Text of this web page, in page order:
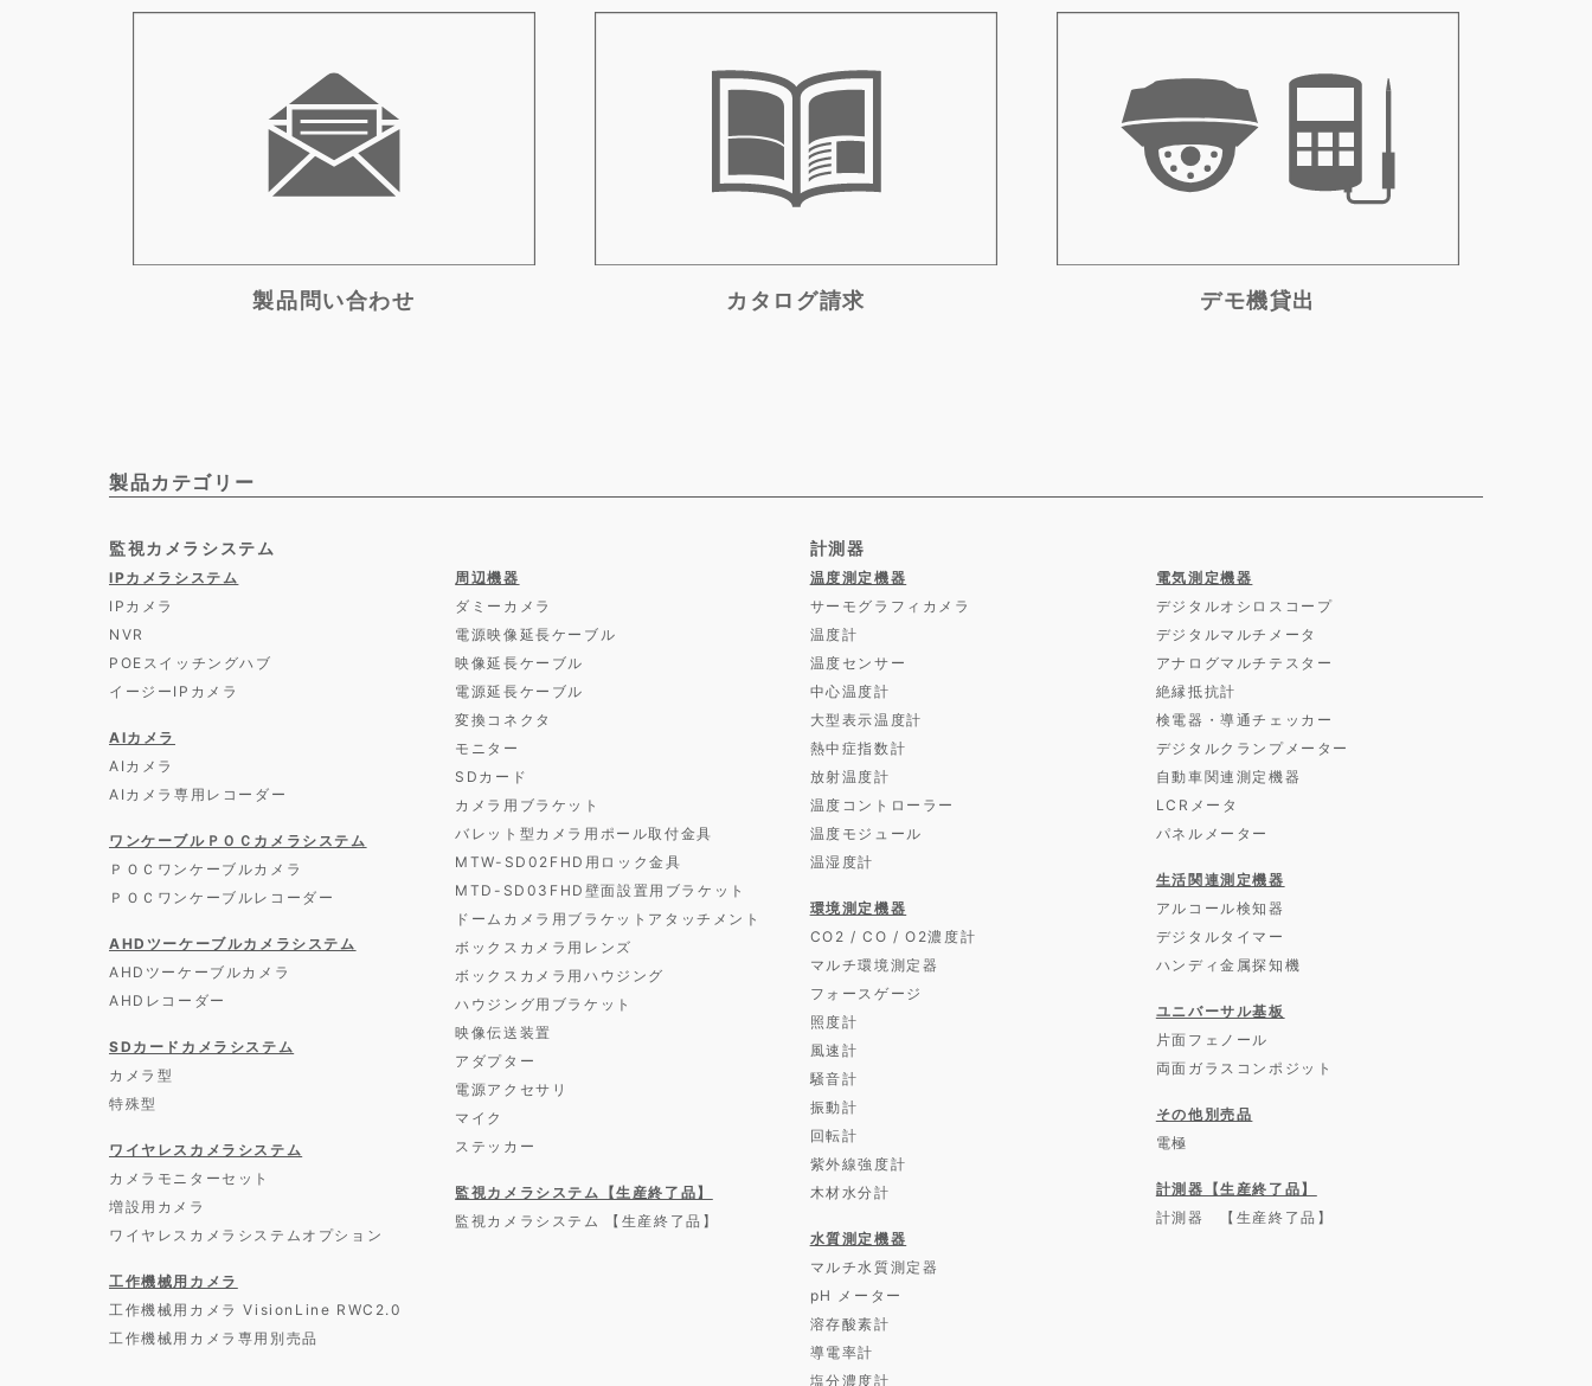
製品問い合わせ カタログ請求 デモ機貸出
製品カテゴリー
監視カメラシステム
IPカメラシステム
IPカメラ
NVR
POEスイッチングハブ
イージーIPカメラ
AIカメラ
AIカメラ
AIカメラ専用レコーダー
ワンケーブルＰＯＣカメラシステム
ＰＯＣワンケーブルカメラ
ＰＯＣワンケーブルレコーダー
AHDツーケーブルカメラシステム
AHDツーケーブルカメラ
AHDレコーダー
SDカードカメラシステム
カメラ型
特殊型
ワイヤレスカメラシステム
カメラモニターセット
増設用カメラ
ワイヤレスカメラシステムオプション
工作機械用カメラ
工作機械用カメラ VisionLine RWC2.0
工作機械用カメラ専用別売品
周辺機器
ダミーカメラ
電源映像延長ケーブル
映像延長ケーブル
電源延長ケーブル
変換コネクタ
モニター
SDカード
カメラ用ブラケット
バレット型カメラ用ポール取付金具
MTW-SD02FHD用ロック金具
MTD-SD03FHD壁面設置用ブラケット
ドームカメラ用ブラケットアタッチメント
ボックスカメラ用レンズ
ボックスカメラ用ハウジング
ハウジング用ブラケット
映像伝送装置
アダプター
電源アクセサリ
マイク
ステッカー
監視カメラシステム【生産終了品】
監視カメラシステム 【生産終了品】
計測器
温度測定機器
サーモグラフィカメラ
温度計
温度センサー
中心温度計
大型表示温度計
熱中症指数計
放射温度計
温度コントローラー
温度モジュール
温湿度計
環境測定機器
CO2 / CO / O2濃度計
マルチ環境測定器
フォースゲージ
照度計
風速計
騒音計
振動計
回転計
紫外線強度計
木材水分計
水質測定機器
マルチ水質測定器
pH メーター
溶存酸素計
導電率計
塩分濃度計
電気測定機器
デジタルオシロスコープ
デジタルマルチメータ
アナログマルチテスター
絶縁抵抗計
検電器・導通チェッカー
デジタルクランプメーター
自動車関連測定機器
LCRメータ
パネルメーター
生活関連測定機器
アルコール検知器
デジタルタイマー
ハンディ金属探知機
ユニバーサル基板
片面フェノール
両面ガラスコンポジット
その他別売品
電極
計測器【生産終了品】
計測器 【生産終了品】